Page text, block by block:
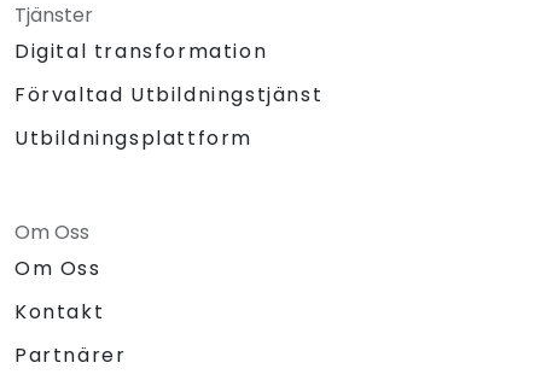
Tjänster
Digital transformation
Förvaltad Utbildningstjänst
Utbildningsplattform
Om Oss
Om Oss
Kontakt
Partnärer